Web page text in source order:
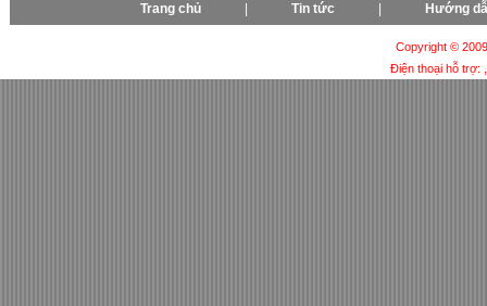
Trang chủ Tin tức Hướng
Copyright ©
Điện thoại hỗ trợ: